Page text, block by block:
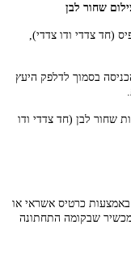
שחור לבן
(חד צדדי ודו צדדי),
בסמוך לדלפק היעץ
3 מדפסות שחור לבן (חד צדדי ודו
כרטיס אשראי או
שבקומה התחתונה